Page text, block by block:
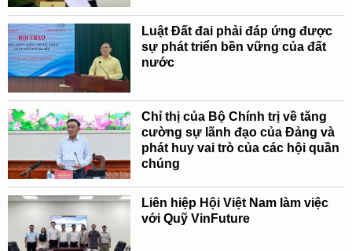
Luật Đất đai phải đáp ứng được
sự phát triển bền vững của đất
nước
Chỉ thị của Bộ Chính trị về tăng
cường sự lãnh đạo của Đảng và
phát huy vai trò của các hội quần
chúng
Liên hiệp Hội Việt Nam làm việc
với Quỹ VinFuture